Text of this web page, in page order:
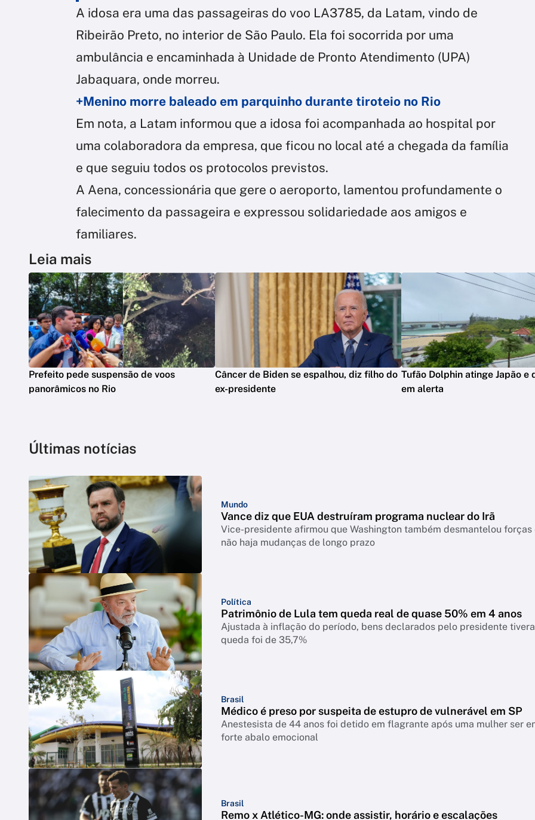
A idosa era uma das passageiras do voo LA3785, da Latam, vindo de
Ribeirão Preto, no interior de São Paulo. Ela foi socorrida por uma
ambulância e encaminhada à Unidade de Pronto Atendimento (UPA)
Jabaquara, onde morreu.
+Menino morre baleado em parquinho durante tiroteio no Rio
Em nota, a Latam informou que a idosa foi acompanhada ao hospital por
uma colaboradora da empresa, que ficou no local até a chegada da família
e que seguiu todos os protocolos previstos.
A Aena, concessionária que gere o aeroporto, lamentou profundamente o
falecimento da passageira e expressou solidariedade aos amigos e
familiares.
Leia mais
Prefeito pede suspensão de voos
panorâmicos no Rio
Câncer de Biden se espalhou, diz filho do
ex-presidente
Tufão Dolphin atinge Japão e
em alerta
Últimas notícias
Mundo
Vance diz que EUA destruíram programa nuclear do Irã
Vice-presidente afirmou que Washington também desmantelou
não haja mudanças de longo prazo
Política
Patrimônio de Lula tem queda real de quase 50% em 4 anos
Ajustada à inflação do período, bens declarados pelo presidente
queda foi de 35,7%
Brasil
Médico é preso por suspeita de estupro de vulnerável em SP
Anestesista de 44 anos foi detido em flagrante após uma mulher ser
forte abalo emocional
Brasil
Remo x Atlético-MG: onde assistir, horário e escalações